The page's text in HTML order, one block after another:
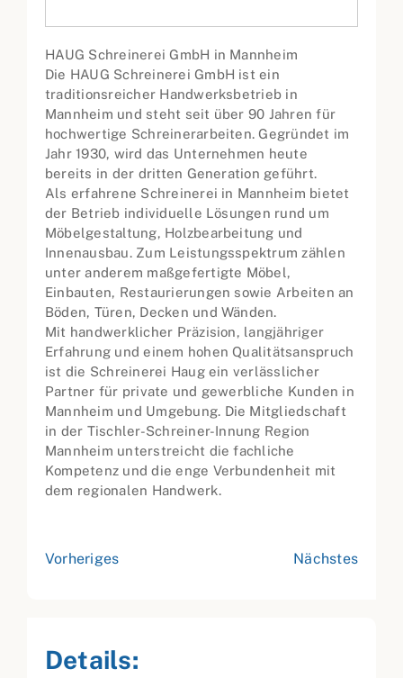
HAUG Schreinerei GmbH in Mannheim
Die HAUG Schreinerei GmbH ist ein
traditionsreicher Handwerksbetrieb in
Mannheim und steht seit über 90 Jahren für
hochwertige Schreinerarbeiten. Gegründet im
Jahr 1930, wird das Unternehmen heute
bereits in der dritten Generation geführt.
Als erfahrene Schreinerei in Mannheim bietet
der Betrieb individuelle Lösungen rund um
Möbelgestaltung, Holzbearbeitung und
Innenausbau. Zum Leistungsspektrum zählen
unter anderem maßgefertigte Möbel,
Einbauten, Restaurierungen sowie Arbeiten an
Böden, Türen, Decken und Wänden.
Mit handwerklicher Präzision, langjähriger
Erfahrung und einem hohen Qualitätsanspruch
ist die Schreinerei Haug ein verlässlicher
Partner für private und gewerbliche Kunden in
Mannheim und Umgebung. Die Mitgliedschaft
in der Tischler-Schreiner-Innung Region
Mannheim unterstreicht die fachliche
Kompetenz und die enge Verbundenheit mit
dem regionalen Handwerk.
Vorheriges Nächstes
Details: